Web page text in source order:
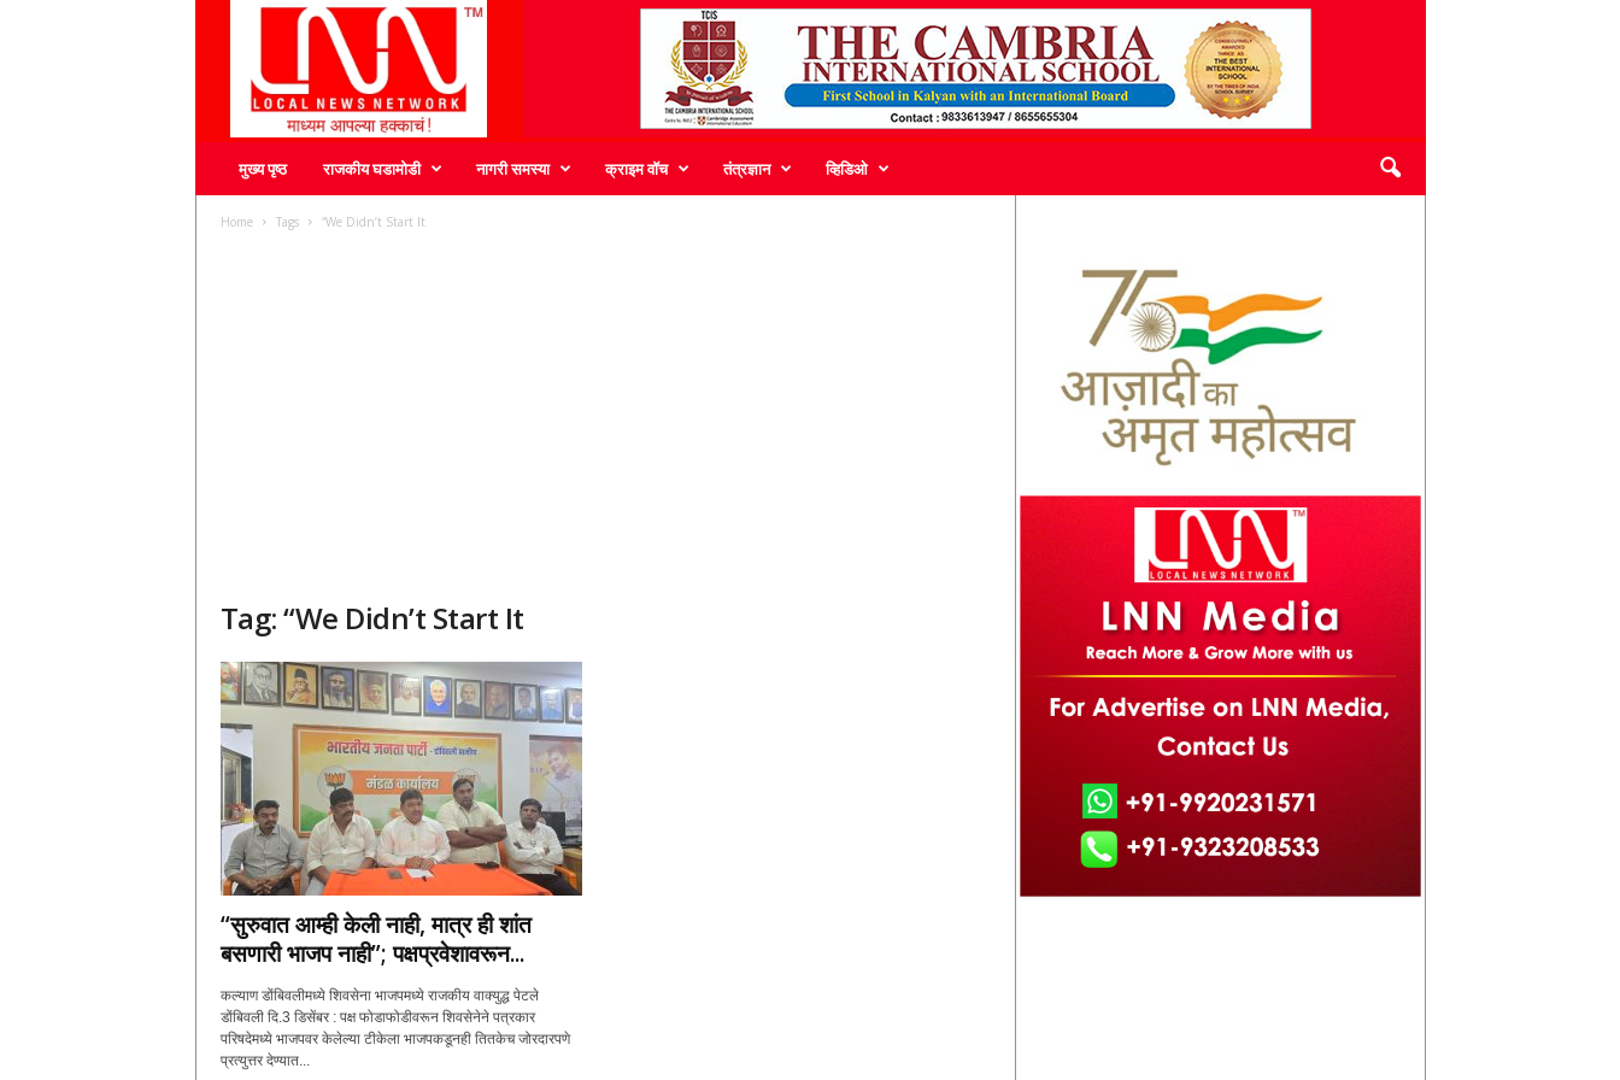
मुख्य पृष्ठ राजकीय घडामोडी नागरी समस्या क्राइम वॉच तंत्रज्ञान व्हिडिओ
Home Tags “We Didn’t Start It
Tag: “We Didn’t Start It
“सुरुवात आम्ही केली नाही, मात्र ही शांत
बसणारी भाजप नाही”; पक्षप्रवेशावरून...
कल्याण डोंबिवलीमध्ये शिवसेना भाजपमध्ये राजकीय वाक्युद्ध पेटले
डोंबिवली दि.3 डिसेंबर : पक्ष फोडाफोडीवरून शिवसेनेने पत्रकार
परिषदेमध्ये भाजपवर केलेल्या टीकेला भाजपकडूनही तितकेच जोरदारपणे
प्रत्युत्तर देण्यात...